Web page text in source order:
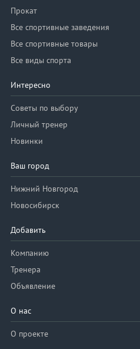
Прокат
Все спортивные заведения
Все спортивные товары
Все виды спорта
Интересно
Советы по выбору
Личный тренер
Новинки
Ваш город
Нижний Новгород
Новосибирск
Добавить
Компанию
Тренера
Объявление
О нас
О проекте